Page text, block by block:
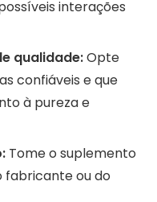
interações
qualidade:Opte
confiáveis e que
à pureza e
Tome o suplemento
fabricante ou do